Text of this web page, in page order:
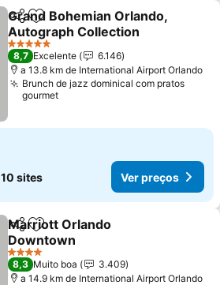
PartilharAdicionar aos favoritos
Grand Bohemian Orlando,
Autograph Collection
5 Estrelas
8,7 Excelente
6.146
a 13.8 km de International Airport Orlando
Brunch de jazz dominical com pratos
gourmet
10 sites Ver preços
PartilharAdicionar aos favoritos
Marriott Orlando
Downtown
4 Estrelas
8,3 Muito boa
3.409
a 14.9 km de International Airport Orlando